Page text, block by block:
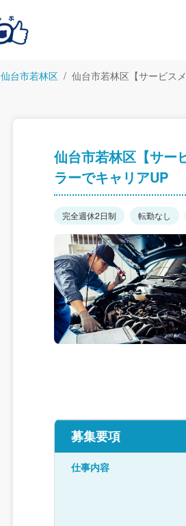
仙台市若林区 仙台市若林区【サービス
仙台市若林区【サー
ラーでキャリアUP
完全週休2日制 転勤なし
募集要項
仕事内容